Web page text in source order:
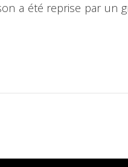
a été reprise par